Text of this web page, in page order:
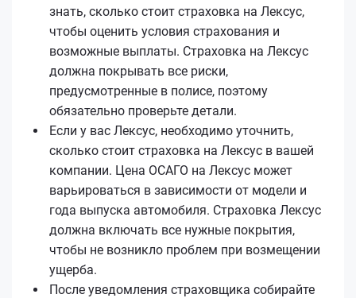
знать, сколько стоит страховка на Лексус,
чтобы оценить условия страхования и
возможные выплаты. Страховка на Лексус
должна покрывать все риски,
предусмотренные в полисе, поэтому
обязательно проверьте детали.
Если у вас Лексус, необходимо уточнить,
сколько стоит страховка на Лексус в вашей
компании. Цена ОСАГО на Лексус может
варьироваться в зависимости от модели и
года выпуска автомобиля. Страховка Лексус
должна включать все нужные покрытия,
чтобы не возникло проблем при возмещении
ущерба.
После уведомления страховщика собирайте